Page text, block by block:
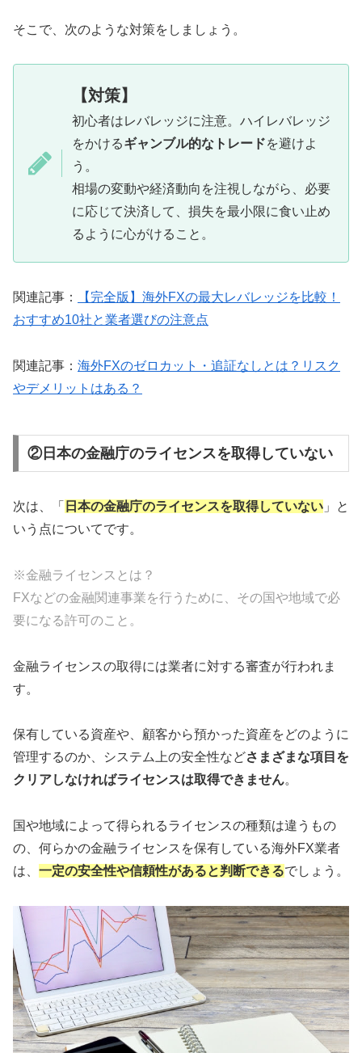
そこで、次のような対策をしましょう。
【対策】
初心者はレバレッジに注意。ハイレバレッジ
をかけるギャンブル的なトレードを避けよ
う。
相場の変動や経済動向を注視しながら、必要
に応じて決済して、損失を最小限に食い止め
るように心がけること。
関連記事：
【完全版】海外FXの最大レバレッジを比較！
おすすめ10社と業者選びの注意点
関連記事： 海外FXのゼロカット・追証なしとは？リスク
やデメリットはある？
②日本の金融庁のライセンスを取得していない
次は、「 日本の金融庁のライセンスを取得していない 」と
いう点についてです。
※金融ライセンスとは？
FXなどの金融関連事業を行うために、その国や地域で必
要になる許可のこと。
金融ライセンスの取得には業者に対する審査が行われま
す。
保有している資産や、顧客から預かった資産をどのように
管理するのか、システム上の安全性などさまざまな項目を
クリアしなければライセンスは取得できません。
国や地域によって得られるライセンスの種類は違うもの
の、何らかの金融ライセンスを保有している海外FX業者
は、 一定の安全性や信頼性があると判断できるでしょう。